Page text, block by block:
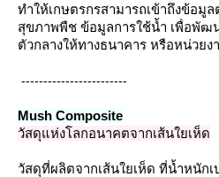
ทำให้เกษตรกรสามารถเข้าถึงข้อมู
สุขภาพพืช ข้อมูลการใช้น้ำ เพื่อพัฒ
ตัวกลางให้ทางธนาคาร หรือหน่วย
------------------------
Mush Composite
วัสดุแห่งโลกอนาคตจากเส้นใยเห็ด
วัสดุที่ผลิตจากเส้นใยเห็ด ที่น้ำหนัก